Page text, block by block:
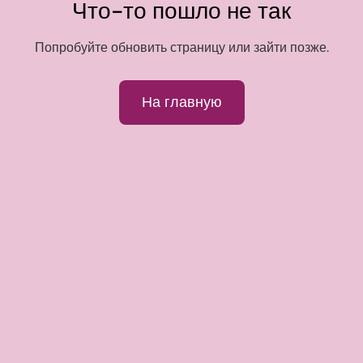
Что-то пошло не так
Попробуйте обновить страницу или зайти позже.
На главную